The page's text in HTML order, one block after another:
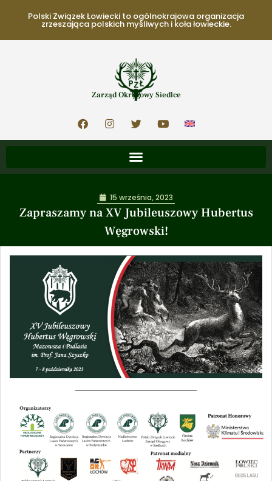
Polski Związek Łowiecki to ogólnokrajowa organizacja
zrzeszająca polskich myśliwych i koła łowieckie.
Zarząd Okręgowy Siedlce
Zapraszamy na XV Jubileuszowy Hubertus
Węgrowski!
15 września, 2023